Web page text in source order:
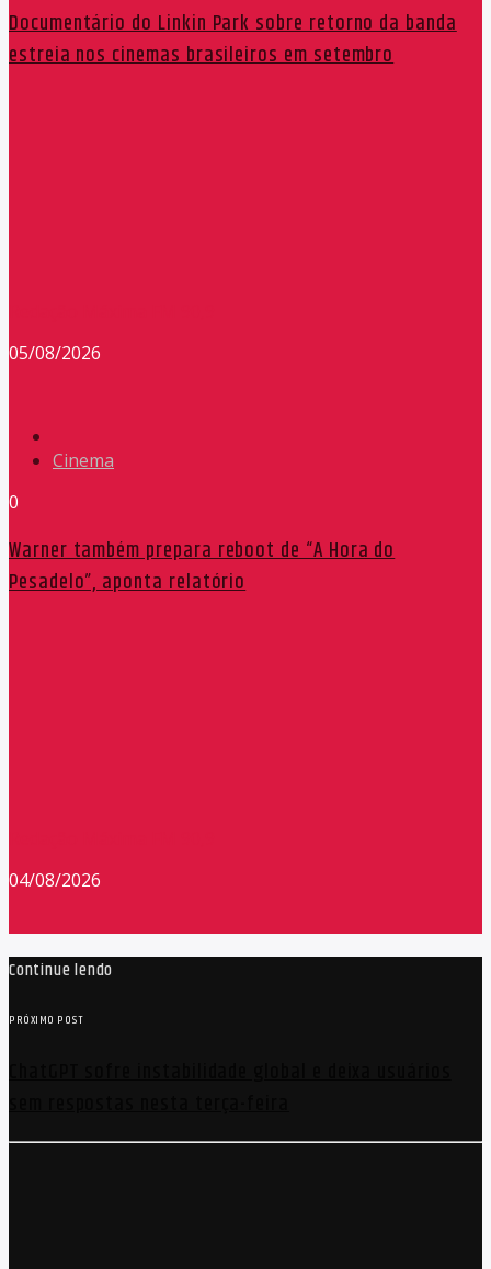
Documentário do Linkin Park sobre retorno da banda
estreia nos cinemas brasileiros em setembro
05/08/2026
Cinema
0
Warner também prepara reboot de “A Hora do
Pesadelo”, aponta relatório
04/08/2026
Continue lendo
PRÓXIMO POST